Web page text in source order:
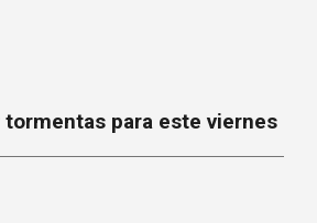
para este viernes